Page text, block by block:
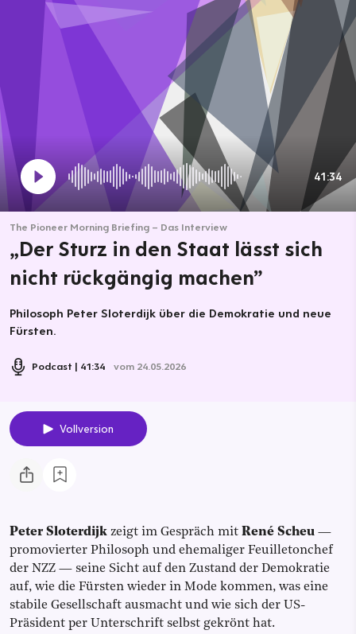
41:34
The Pioneer Morning Briefing – Das Interview
„Der Sturz in den Staat lässt sich
nicht rückgängig machen”
Philosoph Peter Sloterdijk über die Demokratie und neue
Fürsten.
Podcast 41:34 vom 24.05.2026
Vollversion
Peter Sloterdijk zeigt im Gespräch mit René Scheu —
promovierter Philosoph und ehemaliger Feuilletonchef
der NZZ — seine Sicht auf den Zustand der Demokratie
auf, wie die Fürsten wieder in Mode kommen, was eine
stabile Gesellschaft ausmacht und wie sich der US-
Präsident per Unterschrift selbst gekrönt hat.